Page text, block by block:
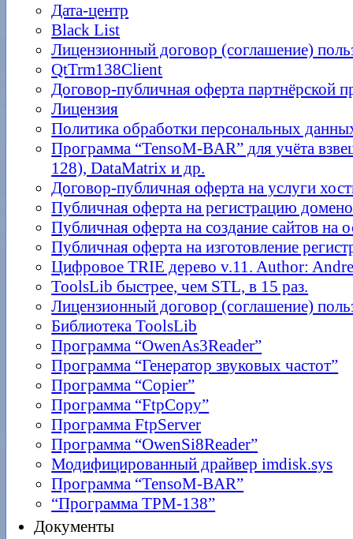
Дата-центр
Black List
Лицензионный договор (соглашение)
QtTrm138Client
Договор-публичная оферта партнёрской
Лицензия
Политика обработки персональных
Программа “TensoM-BAR” для учёта
128), DataMatrix и др.
Договор-публичная оферта на услуги
Публичная оферта на регистрацию
Публичная оферта на создание сайтов
Публичная оферта на изготовление
Цифровое TRIE дерево v.11. Author:
ToolsLib быстрее, чем STL, в 15 раз.
Лицензионный договор (соглашение)
Библиотека ToolsLib
Программа “OwenAs3Reader”
Программа “Генератор звуковых частот”
Программа “Copier”
Программа “FtpCopy”
Программа FtpServer
Программа “OwenSi8Reader”
Модифицированный драйвер imdisk.sys
Программа “TensoM-BAR”
“Программа ТРМ-138”
Документы